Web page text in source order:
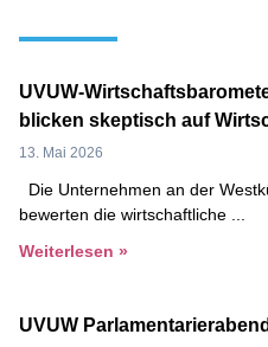
UVUW-
blicken skeptisch auf
13. Mai 2026
Die Unternehmen an der
bewerten die wirtschaftliche
Weiterlesen »
UVUW